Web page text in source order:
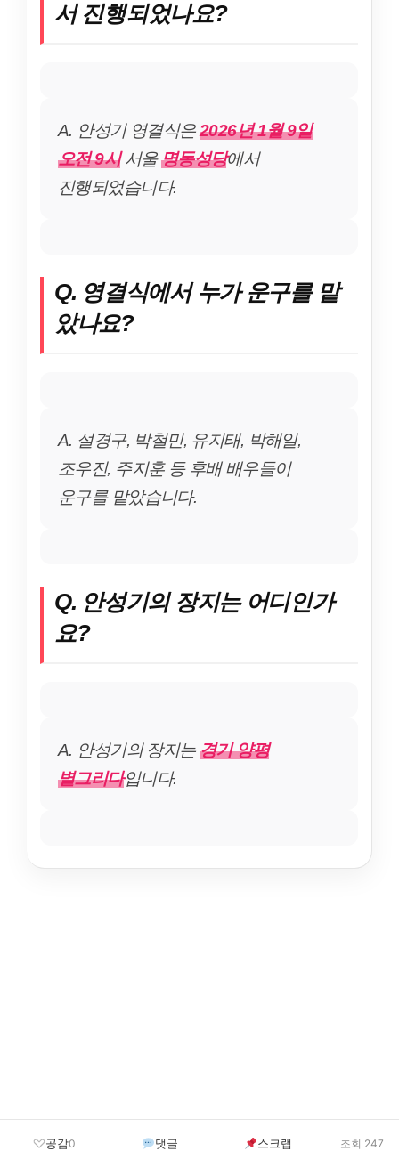
서 진행되었나요?
A. 안성기 영결식은2026년 1월 9일
오전 9시서울명동성당에서
진행되었습니다.
Q. 영결식에서 누가 운구를 맡
았나요?
A. 설경구, 박철민, 유지태, 박해일,
조우진, 주지훈 등 후배 배우들이
운구를 맡았습니다.
Q. 안성기의 장지는 어디인가
요?
A. 안성기의 장지는경기 양평
별그리다입니다.
공감0 댓글 스크랩 조회 247